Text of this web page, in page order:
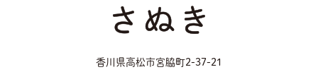
香川県高松市宮脇町2-37-21